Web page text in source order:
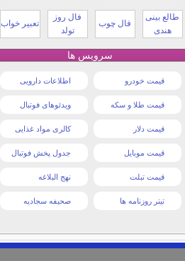
طالع بینی
هندی
فال چوب
فال روز
تولد
تعبیر خواب
سرویس ها
قیمت خودرو اطلاعات دارویی
قیمت طلا و سکه ویدئوهای فوتبال
قیمت دلار کالری مواد غذایی
قیمت موبایل جدول پخش فوتبال
قیمت تبلت نهج البلاغه
تیتر روزنامه ها صحیفه سجادیه